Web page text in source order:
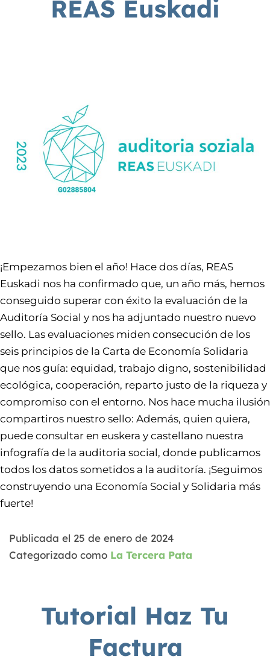
REAS Euskadi
¡Empezamos bien el año! Hace dos días, REAS
Euskadi nos ha confirmado que, un año más, hemos
conseguido superar con éxito la evaluación de la
Auditoría Social y nos ha adjuntado nuestro nuevo
sello. Las evaluaciones miden consecución de los
seis principios de la Carta de Economía Solidaria
que nos guía: equidad, trabajo digno, sostenibilidad
ecológica, cooperación, reparto justo de la riqueza y
compromiso con el entorno. Nos hace mucha ilusión
compartiros nuestro sello: Además, quien quiera,
puede consultar en euskera y castellano nuestra
infografía de la auditoria social, donde publicamos
todos los datos sometidos a la auditoría. ¡Seguimos
construyendo una Economía Social y Solidaria más
fuerte!
Publicada el 25 de enero de 2024
Categorizado como La Tercera Pata
Tutorial Haz Tu
Factura